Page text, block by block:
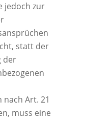
jedoch zur
statt der
der
Art. 21
muss eine